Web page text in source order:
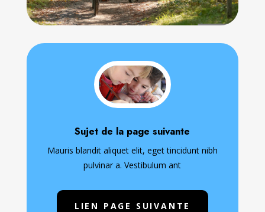
Sujet de la page suivante
Mauris blandit aliquet elit, eget tincidunt nibh
pulvinar a. Vestibulum ant
LIEN PAGE SUIVANTE